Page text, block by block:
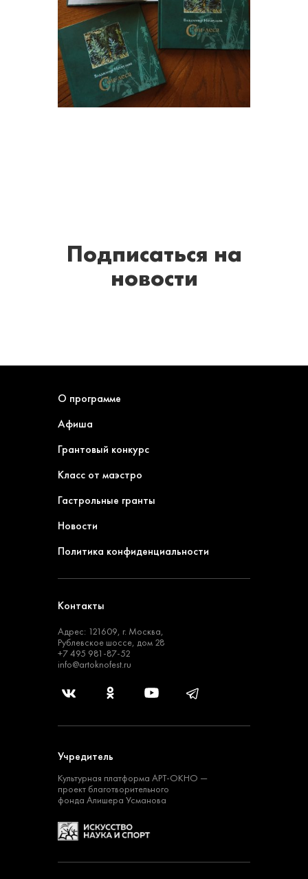
Подписаться на
новости
О программе
Афиша
Грантовый конкурс
Класс от маэстро
Гастрольные гранты
Новости
Политика конфиденциальности
Контакты
Адрес: 121609, г. Москва,
Рублевское шоссе, дом 28
+7 495 981-87-52
info@artoknofest.ru
Учредитель
Культурная платформа АРТ-ОКНО —
проект благотворительного
фонда Алишера Усманова